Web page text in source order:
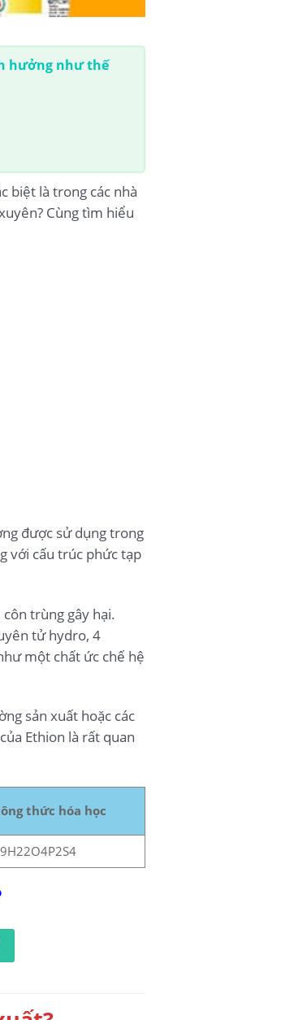
hưởng như thế
biệt là trong các nhà
Cùng tìm hiểu
được sử dụng trong
với cấu trúc phức tạp
trùng gây hại.
tử hydro, 4
một chất ức chế hệ
sản xuất hoặc các
Ethion là rất quan
thức hóa học